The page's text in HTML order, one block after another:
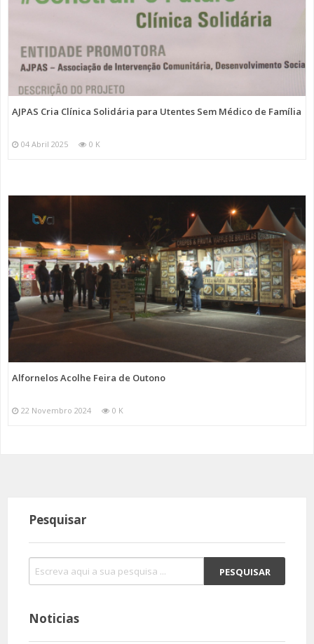
AJPAS Cria Clínica Solidária para Utentes Sem Médico de Família
04 Abril 2025 0 K
Alfornelos Acolhe Feira de Outono
22 Novembro 2024 0 K
Pesquisar
Noticias